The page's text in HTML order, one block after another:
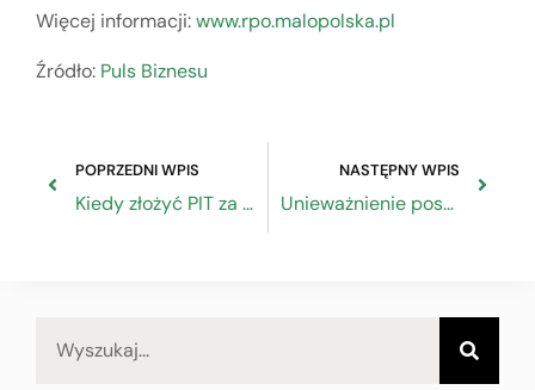
Więcej informacji:www.rpo.malopolska.pl
Źródło: Puls Biznesu
POPRZEDNI WPIS
Kiedy złożyć PIT za 2019 r.?
NASTĘPNY WPIS
Unieważnienie postępowania